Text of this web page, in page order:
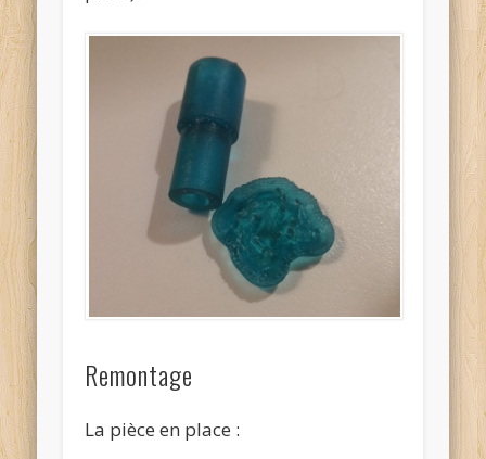
Remontage
La pièce en place :